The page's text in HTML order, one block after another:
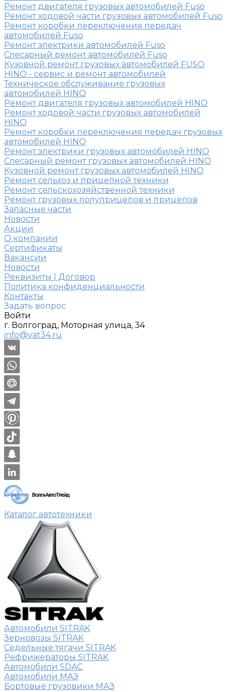
Ремонт двигателя грузовых автомобилей Fuso
Ремонт ходовой части грузовых автомобилей Fuso
Ремонт коробки переключения передач
автомобилей Fuso
Ремонт электрики автомобилей Fuso
Слесарный ремонт автомобилей Fuso
Кузовной ремонт грузовых автомобилей FUSO
HINO - сервис и ремонт автомобилей
Техническое обслуживание грузовых
автомобилей HINO
Ремонт двигателя грузовых автомобилей HINO
Ремонт ходовой части грузовых автомобилей
HINO
Ремонт коробки переключения передач грузовых
автомобилей HINO
Ремонт электрики грузовых автомобилей HINO
Слесарный ремонт грузовых автомобилей HINO
Кузовной ремонт грузовых автомобилей HINO
Ремонт сельхоз и прицепной техники
Ремонт сельскохозяйственной техники
Ремонт грузовых полуприцепов и прицепов
Запасные части
Новости
Акции
О компании
Сертификаты
Вакансии
Новости
Реквизиты | Договор
Политика конфиденциальности
Контакты
Задать вопрос
Войти
г. Волгоград, Моторная улица, 34
info@vat34.ru
Каталог автотехники
Автомобили SITRAK
Зерновозы SITRAK
Седельные тягачи SITRAK
Рефрижераторы SITRAK
Автомобили SDAC
Автомобили МАЗ
Бортовые грузовики МАЗ